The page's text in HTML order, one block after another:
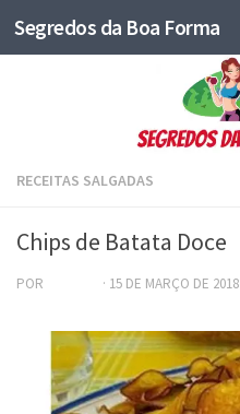
Segredos da Boa Forma
RECEITAS SALGADAS
Chips de Batata Doce
POR · 15 DE MARÇO DE 2018